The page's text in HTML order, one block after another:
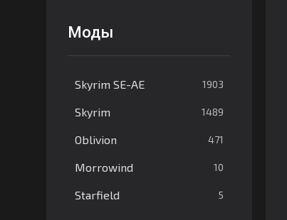
Моды
Skyrim SE-AE 1903
Skyrim 1489
Oblivion 471
Morrowind 10
Starfield 5